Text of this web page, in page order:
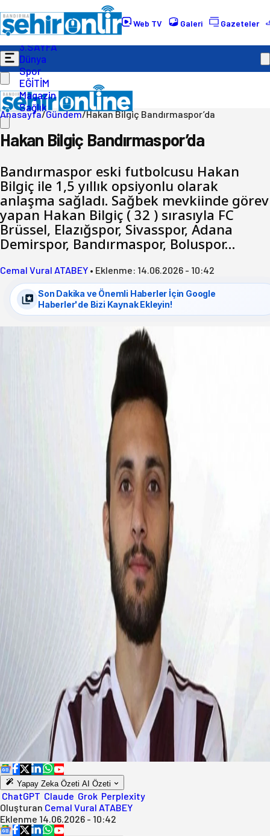
Web TV Galeri Gazeteler
Gündem
Ekonomi
Politika
3.SAYFA
Dünya
Spor
EĞİTİM
Magazin
Sağlık
Anasayfa/Gündem/Hakan Bilgiç Bandırmaspor’da
Hakan Bilgiç Bandırmaspor’da
Bandırmaspor eski futbolcusu Hakan
Bilgiç ile 1,5 yıllık opsiyonlu olarak
anlaşma sağladı. Sağbek mevkiinde görev
yapan Hakan Bilgiç ( 32 ) sırasıyla FC
Brüssel, Elazığspor, Sivasspor, Adana
Demirspor, Bandırmaspor, Boluspor…
Cemal Vural ATABEY • Eklenme: 14.06.2026 - 10:42
Son Dakika ve Önemli Haberler İçin Google
Haberler'de Bizi Kaynak Ekleyin!
Yapay Zeka Özeti AI Özeti
ChatGPT Claude Grok Perplexity
Oluşturan Cemal Vural ATABEY
Eklenme 14.06.2026 - 10:42